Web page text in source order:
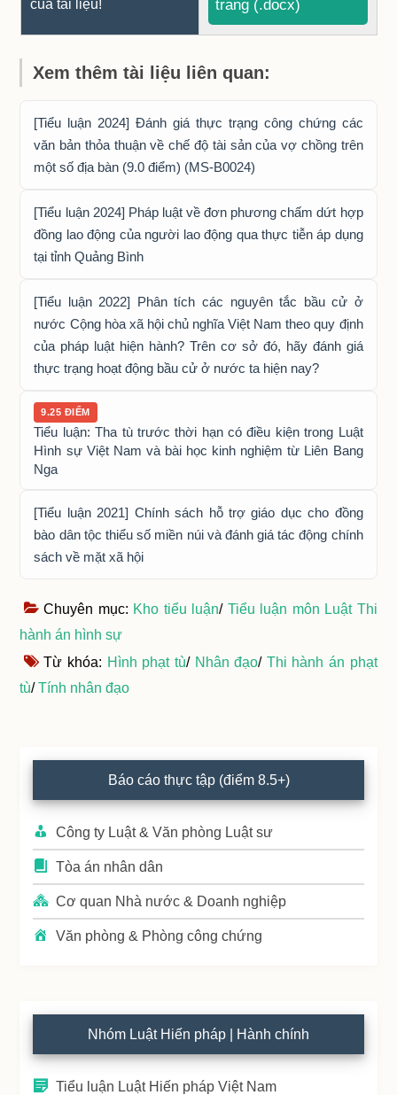
của tài liệu!
trang (.docx)
Xem thêm tài liệu liên quan:
[Tiểu luận 2024] Đánh giá thực trạng công chứng các
văn bản thỏa thuận về chế độ tài sản của vợ chồng trên
một số địa bàn (9.0 điểm) (MS-B0024)
[Tiểu luận 2024] Pháp luật về đơn phương chấm dứt hợp
đồng lao động của người lao động qua thực tiễn áp dụng
tại tỉnh Quảng Bình
[Tiểu luận 2022] Phân tích các nguyên tắc bầu cử ở
nước Cộng hòa xã hội chủ nghĩa Việt Nam theo quy định
của pháp luật hiện hành? Trên cơ sở đó, hãy đánh giá
thực trạng hoạt động bầu cử ở nước ta hiện nay?
9.25 ĐIỂM
Tiểu luận: Tha tù trước thời hạn có điều kiện trong Luật
Hình sự Việt Nam và bài học kinh nghiệm từ Liên Bang
Nga
[Tiểu luận 2021] Chính sách hỗ trợ giáo dục cho đồng
bào dân tộc thiểu số miền núi và đánh giá tác động chính
sách về mặt xã hội
Chuyên mục: Kho tiểu luận/ Tiểu luận môn Luật Thi
hành án hình sự
Từ khóa: Hình phạt tù/ Nhân đạo/ Thi hành án phạt
tù/Tính nhân đạo
Primary
Sidebar
Báo cáo thực tập (điểm 8.5+)
Công ty Luật & Văn phòng Luật sư
Tòa án nhân dân
Cơ quan Nhà nước & Doanh nghiệp
Văn phòng & Phòng công chứng
Nhóm Luật Hiến pháp | Hành chính
Tiểu luận Luật Hiến pháp Việt Nam